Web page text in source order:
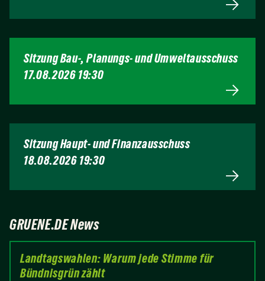
Sitzung Bau-, Planungs- und Umweltausschuss
17.08.2026 19:30
Sitzung Haupt- und Finanzausschuss
18.08.2026 19:30
GRUENE.DE News
Landtagswahlen: Warum jede Stimme für
Bündnisgrün zählt